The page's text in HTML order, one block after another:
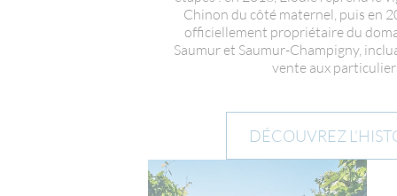
Chinon du côté maternel, puis en
officiellement propriétaire du
Saumur et Saumur-Champigny,
vente aux
DÉCOUVREZ